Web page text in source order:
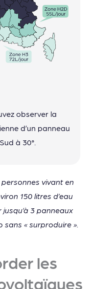
observer la
d’un panneau
à 30°.
vivant en
150 litres d’eau
3 panneaux
« surproduire ».
les